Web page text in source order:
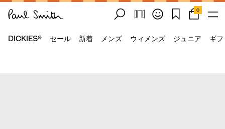
0
DICKIES® セール 新着 メンズ ウィメンズ ジュニア ギ